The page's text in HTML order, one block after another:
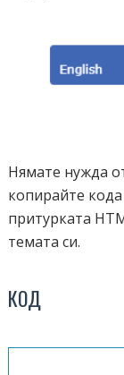
Нямате нужда
копирайте
притурката
темата си.
КОД